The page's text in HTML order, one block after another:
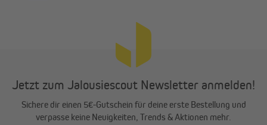
Jetzt zum Jalousiescout Newsletter anmelden!
Sichere dir einen 5€-Gutschein für deine erste Bestellung und
verpasse keine Neuigkeiten, Trends & Aktionen mehr.